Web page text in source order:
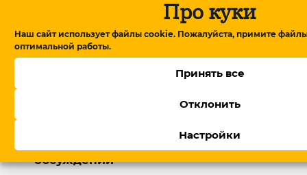
Про куки
Наш сайт использует файлы cookie. Пожалуйста, примите
оптимальной работы.
Принять все
Отклонить
Настройки
От блокировки сайтов до соцсетей:
как меняется цифровое
06.08.2026
на переговорах в Армении: детали
обсуждений